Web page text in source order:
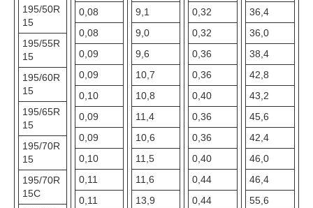
195/50R
15
195/55R
15
195/60R
15
195/65R
15
195/70R
15
195/70R
15C
0,08
0,08
0,09
0,09
0,10
0,09
0,09
0,10
0,11
0,11
9,1
9,0
9,6
10,7
10,8
11,4
10,6
11,5
11,6
13,9
0,32
0,32
0,36
0,36
0,40
0,36
0,36
0,40
0,44
0,44
36,4
36,0
38,4
42,8
43,2
45,6
42,4
46,0
46,4
55,6